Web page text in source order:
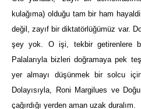
kulağıma) olduğu tam bir ham
değil, zayıf bir diktatörlüğümüz var.
şey yok. O işi, tekbir getirenlere
Palalarıyla bizleri doğramaya pek
yer almayı düşünmek bir solcu
Dolayısıyla, Roni Margilues ve
çağırdığı yerden aman uzak duralım.